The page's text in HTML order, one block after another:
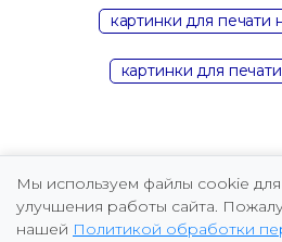
картинки для печати
картинки для
Мы используем файлы cookie для
улучшения работы сайта.
нашей Политикой обработки